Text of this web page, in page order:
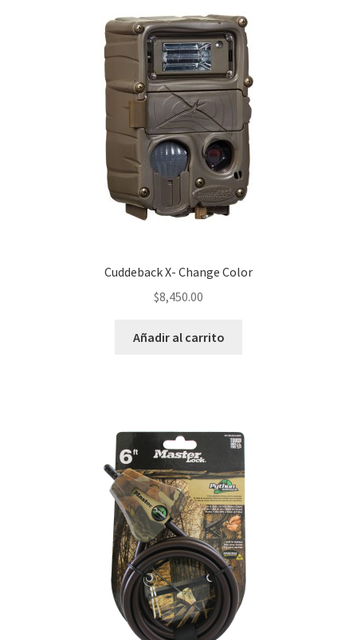
Cuddeback X- Change Color
$8,450.00
Añadir al carrito